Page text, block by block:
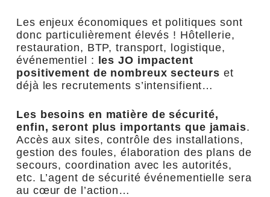
Les enjeux économiques et politiques sont
donc particulièrement élevés ! Hôtellerie,
restauration, BTP, transport, logistique,
événementiel : les JO impactent
positivement de nombreux secteurs et
déjà les recrutements s’intensifient…
Les besoins en matière de sécurité,
enfin, seront plus importants que jamais.
Accès aux sites, contrôle des installations,
gestion des foules, élaboration des plans de
secours, coordination avec les autorités,
etc. L’agent de sécurité événementielle sera
au cœur de l’action…